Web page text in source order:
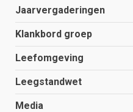
Jaarvergaderingen
Klankbord groep
Leefomgeving
Leegstandwet
Media